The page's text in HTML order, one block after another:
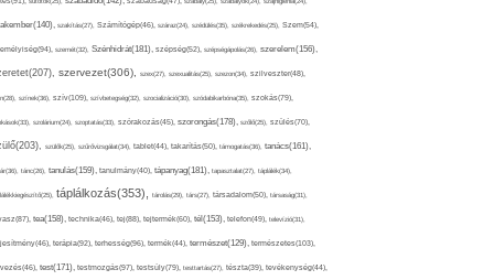
szakítás(27), Számítógép(46), száraz(24), szédülés(35), székrekedés(25), Szem(54),
szemét(32), Szénhidrát(181), szépség(52), szépségápolás(26), szerelem(156),
szervezet(306), szex(27), szexualitás(25), szezon(34), szilveszter(48),
színek(36), szív(109), szívbetegség(32), szocializáció(30), szódabikarbóna(35), szokás(79),
szolárium(24), szoptatás(33), szórakozás(45), szorongás(178), szőlő(25), szülés(70),
szülők(25), szűrővizsgálat(34), tablet(44), takarítás(50), támogatás(36), tanács(161),
tánc(26), tanulás(159), tanulmány(40), tápanyag(181), tapasztalat(27), táplálék(34),
táplálkozás(353), tárolás(29), társ(27), társadalom(50), társaság(31),
tea(158), technika(46), tej(88), tejtermék(60), tél(153), telefon(49), televízió(31),
terápia(92), terhesség(96), termék(44), természet(129), természetes(103),
test(171), testmozgás(97), testsúly(79), testtartás(27), tészta(39), tevékenység(44),